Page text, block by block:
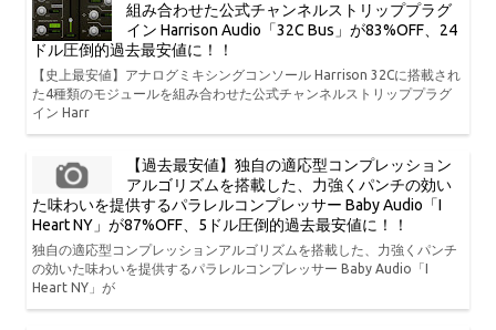
組み合わせた公式チャンネルストリッププラグ
イン Harrison Audio「32C Bus」が83%OFF、24
ドル圧倒的過去最安値に！！
【史上最安値】アナログミキシングコンソール Harrison 32Cに搭載され
た4種類のモジュールを組み合わせた公式チャンネルストリッププラグ
イン Harr
【過去最安値】独自の適応型コンプレッション
アルゴリズムを搭載した、力強くパンチの効い
た味わいを提供するパラレルコンプレッサー Baby Audio「I
Heart NY」が87%OFF、5ドル圧倒的過去最安値に！！
独自の適応型コンプレッションアルゴリズムを搭載した、力強くパンチ
の効いた味わいを提供するパラレルコンプレッサー Baby Audio「I
Heart NY」が